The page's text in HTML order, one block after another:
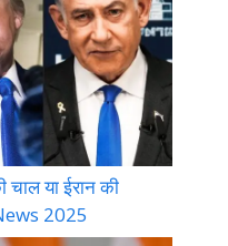
चाल या ईरान की
2025